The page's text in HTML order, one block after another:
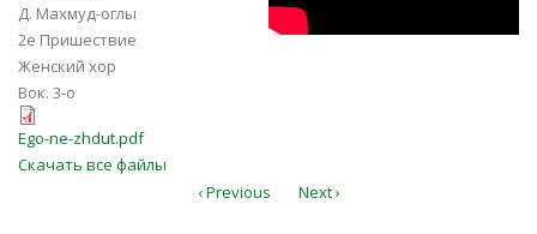
Д. Махмуд-оглы
2е Пришествие
Женский хор
Вок. 3-о
Ego-ne-zhdut.pdf
Ego-ne-zhdut.pdf
Скачать все файлы
‹ Previous Next ›